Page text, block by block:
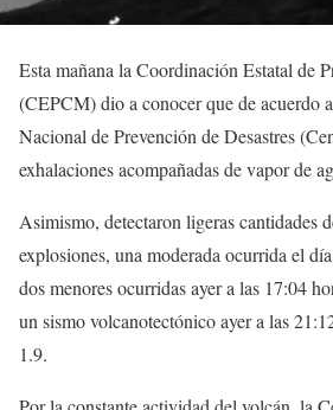
Esta mañana la Coordinación Estatal de
(CEPCM) dio a conocer que de acuerdo
Nacional de Prevención de Desastres
exhalaciones acompañadas de vapor de
Asimismo, detectaron ligeras cantidades
explosiones, una moderada ocurrida el
dos menores ocurridas ayer a las 17:04
un sismo volcanotectónico ayer a las
1.9.